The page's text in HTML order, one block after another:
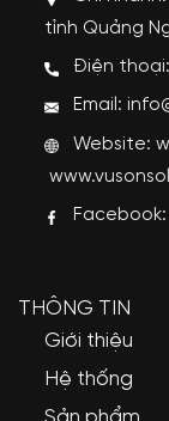
tỉnh Quảng
Điện thoại:
Email:
Website:
Facebook:
THÔNG TIN
Giới thiệu
Hệ thống